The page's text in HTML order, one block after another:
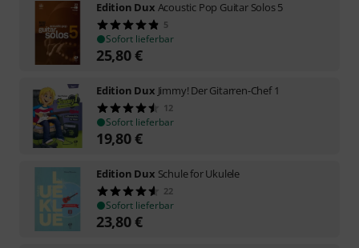
Edition Dux Acoustic Pop Guitar Solos 5
5
Sofort lieferbar
25,80€
Edition Dux Jimmy! Der Gitarren-Chef 1
12
Sofort lieferbar
19,80€
Edition Dux Schule for Ukulele
22
Sofort lieferbar
23,80€